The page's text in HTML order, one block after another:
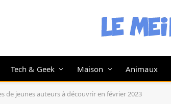
Tech & Geek Maison Animaux
de jeunes auteurs à découvrir en février 2023